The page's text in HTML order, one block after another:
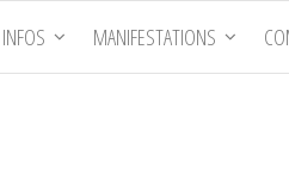
INFOS MANIFESTATIONS